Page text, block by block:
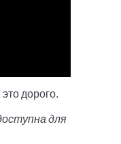
дорого.
для